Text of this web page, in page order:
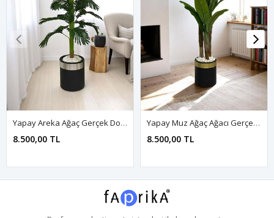
Yapay Areka Ağaç Gerçek Doku 180 Cm Metal Saksı Gri
8.500,00 TL
Yapay Muz Ağaç Ağacı Gerçek Doku 180 Cm Metal Saksı Gold
8.500,00 TL